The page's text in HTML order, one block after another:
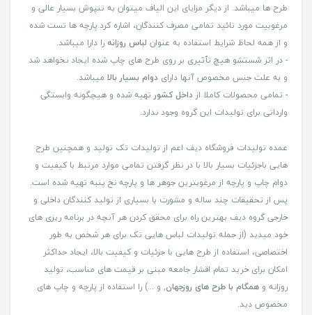
طرح ها میباشد. از دیگر مزایای این الیاف میتوان به تنپوش بسیار عالی و
مرغوبیت مورد تائید تمامی مصرف کنندگان، اشاره کرد.پارچه ها تست شده
و از همه لحاظ شرایط استفاده به عنوان لباس روزانهرا دارا میباشد.
- در اثر شستشو هیچ تٱثیری بر روی طرح های چاپ شده ایجاد نخواهد شد
و به علت جنس مخصوص آنها دارای دوام بسیار بالا میباشد.
- تمامی محصولات کاملا از داخل کشور تهیه شده و هیچگونه وابستگی
وارداتی برای تولیدات این گروه وجود ندارد.
عمده تولیدات فروشگاه دیف اعم از تولیدات تک تولید و همچنین طرح
هایی باجزئیات بسیار بالا با در نظر گرفتن تمامی موارد مرتبط با کیفیت و
دوام چاپ و پارچه از مرغوبترین جوهر ها و پارچه نخ پنبه تهیه شده است.
پس از تحقیقات چند ساله و مشورت با بسیاری از تولید کنندگان داخلی و
خارجی گروه دیف بهترین راه برای محقق کردن هر آنچه در برنامه ریزی های
خود میدید (از جمله تولیدات لباس هایی تک برای هر شخص به طور
اختصاصی، استفاده از طرح هایی با جزئیات و کیفیت بالا، ایجاد حداکثر
امکان برای خرید تمام اقشار جامعه مبنی بر قیمت های مناسب، تولید
روزانه و همگام با طرح های روزجهان, و ...) را استفاده از پارچه و چاپ های
مخصوص دید.